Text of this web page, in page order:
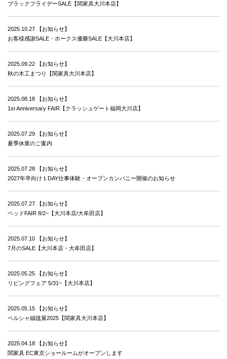
ブラックフライデーSALE【関家具大川本店】
2025.10.27
【お知らせ】
お客様感謝SALE・ホークス優勝SALE【大川本店】
2025.09.22
【お知らせ】
秋の木工まつり【関家具大川本店】
2025.08.18
【お知らせ】
1st Anniversary FAIR【クラッシュゲート福岡大川店】
2025.07.29
【お知らせ】
夏季休業のご案内
2025.07.28
【お知らせ】
2027年卒向け１DAY仕事体験・オープンカンパニー開催のお知らせ
2025.07.27
【お知らせ】
ベッドFAIR 8/2~【大川本店/大牟田店】
2025.07.10
【お知らせ】
7月のSALE【大川本店・大牟田店】
2025.05.25
【お知らせ】
リビングフェア 5/31~【大川本店】
2025.05.15
【お知らせ】
ペルシャ絨毯展2025【関家具大川本店】
2025.04.18
【お知らせ】
関家具 EC東京ショールームがオープンします